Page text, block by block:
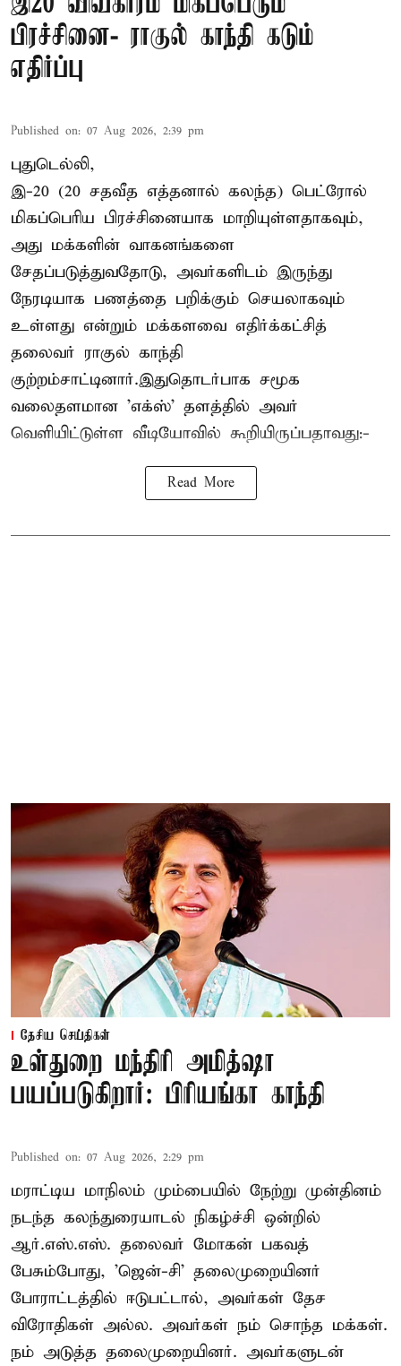
பிரச்சினை- ராகுல் காந்தி கடும்
எதிர்ப்பு
Published on: 07 Aug 2026, 2:39 pm
புதுடெல்லி,
இ-20 (20 சதவீத எத்தனால் கலந்த) பெட்ரோல்
மிகப்பெரிய பிரச்சினையாக மாறியுள்ளதாகவும்,
அது மக்களின் வாகனங்களை
சேதப்படுத்துவதோடு, அவர்களிடம் இருந்து
நேரடியாக பணத்தை பறிக்கும் செயலாகவும்
உள்ளது என்றும் மக்களவை எதிர்க்கட்சித்
தலைவர் ராகுல் காந்தி
குற்றம்சாட்டினார்.இதுதொடர்பாக சமூக
வலைதளமான 'எக்ஸ்' தளத்தில் அவர்
வெளியிட்டுள்ள வீடியோவில் கூறியிருப்பதாவது:-
Read More
தேசிய செய்திகள்
உள்துறை மந்திரி அமித்ஷா
பயப்படுகிறார்: பிரியங்கா காந்தி
Published on: 07 Aug 2026, 2:29 pm
மராட்டிய மாநிலம் மும்பையில் நேற்று முன்தினம்
நடந்த கலந்துரையாடல் நிகழ்ச்சி ஒன்றில்
ஆர்.எஸ்.எஸ். தலைவர் மோகன் பகவத்
பேசும்போது, 'ஜென்-சி' தலைமுறையினர்
போராட்டத்தில் ஈடுபட்டால், அவர்கள் தேச
விரோதிகள் அல்ல. அவர்கள் நம் சொந்த மக்கள்.
நம் அடுத்த தலைமுறையினர். அவர்களுடன்